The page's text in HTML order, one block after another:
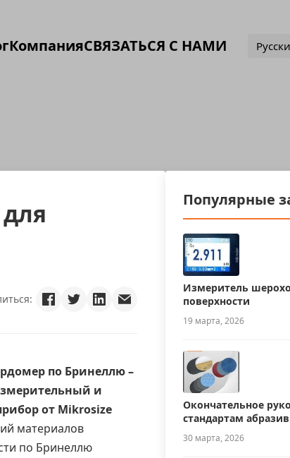
КомпанияСВЯЗАТЬСЯ С НАМИ
по Бринеллю–
и
от Mikrosize
материалов
по Бринеллю
Популярные
Измеритель
поверхности
19 марта, 2026
Окончательное
стандартам
металлографии
30 марта, 2026